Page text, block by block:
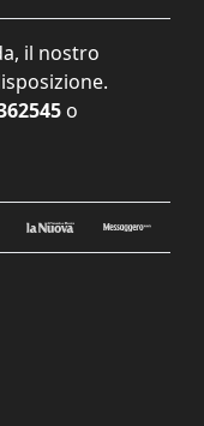
il nostro
o